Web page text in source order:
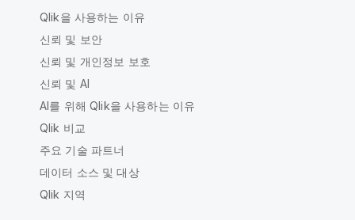
Qlik을 사용하는 이유
신뢰 및 보안
신뢰 및 개인정보 보호
신뢰 및 AI
AI를 위해 Qlik을 사용하는 이유
Qlik 비교
주요 기술 파트너
데이터 소스 및 대상
Qlik 지역